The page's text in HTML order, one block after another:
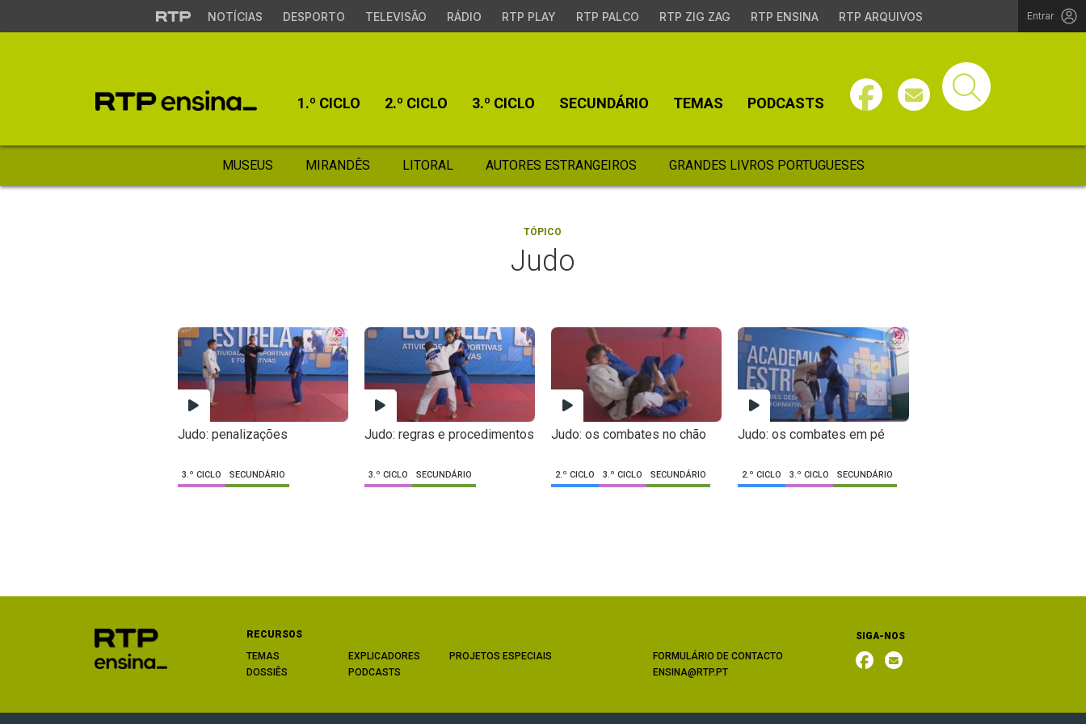
NOTÍCIAS DESPORTO TELEVISÃO RÁDIO RTP PLAY RTP PALCO RTP ZIG ZAG RTP ENSINA RTP ARQUIVOS Entrar
1.º CICLO 2.º CICLO 3.º CICLO SECUNDÁRIO TEMAS PODCASTS
MUSEUS MIRANDÊS LITORAL AUTORES ESTRANGEIROS GRANDES LIVROS PORTUGUESES
TÓPICO
Judo
Judo: penalizações
3.º CICLO SECUNDÁRIO
Judo: regras e procedimentos
3.º CICLO SECUNDÁRIO
Judo: os combates no chão
2.º CICLO 3.º CICLO SECUNDÁRIO
Judo: os combates em pé
2.º CICLO 3.º CICLO SECUNDÁRIO
RECURSOS
TEMAS
DOSSIÊS
EXPLICADORES
PODCASTS
PROJETOS ESPECIAIS
FORMULÁRIO DE CONTACTO
ENSINA@RTP.PT
SIGA-NOS